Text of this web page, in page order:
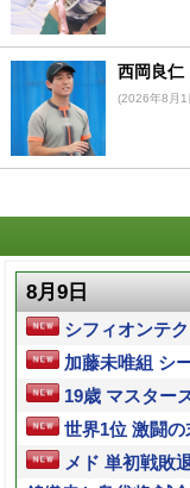
西岡良仁
(2026年8月1
8月9日
シフィオンテ
加藤未唯組 シ
19歳 マスター
世界1位 激闘
メド 単初戦敗